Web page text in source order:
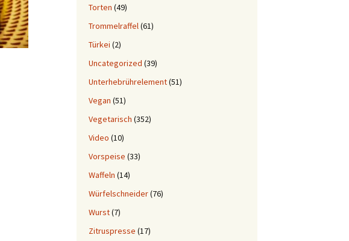
Torten (49)
Trommelraffel(61)
Türkei (2)
Uncategorized (39)
Unterhebrührelement(51)
Vegan (51)
Vegetarisch (352)
Video (10)
Vorspeise (33)
Waffeln (14)
Würfelschneider(76)
Wurst(7)
Zitruspresse (17)